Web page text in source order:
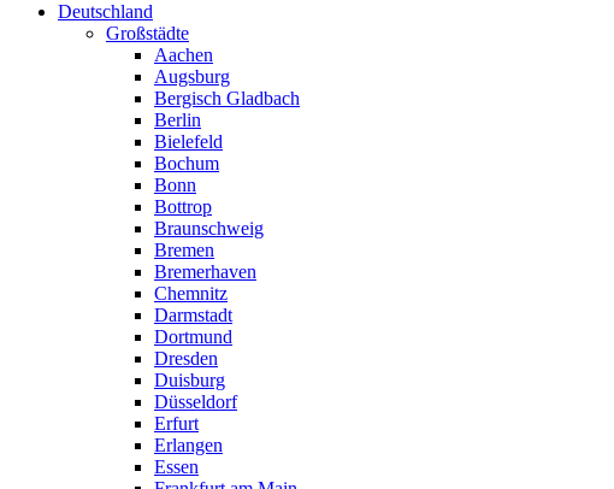
Deutschland
Großstädte
Aachen
Augsburg
Bergisch Gladbach
Berlin
Bielefeld
Bochum
Bonn
Bottrop
Braunschweig
Bremen
Bremerhaven
Chemnitz
Darmstadt
Dortmund
Dresden
Duisburg
Düsseldorf
Erfurt
Erlangen
Essen